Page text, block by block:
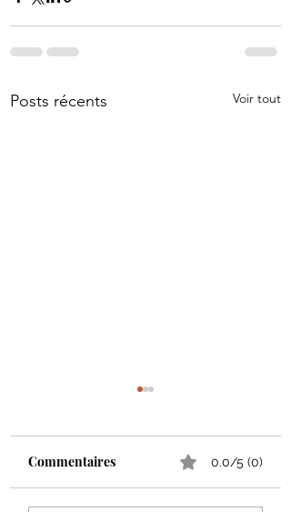
Posts récents Voir tout
Commentaires 0.0/5 (0)